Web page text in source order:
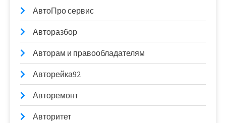
АвтоПро сервис
Авторазбор
Авторам и правообладателям
Авторейка92
Авторемонт
Авторитет